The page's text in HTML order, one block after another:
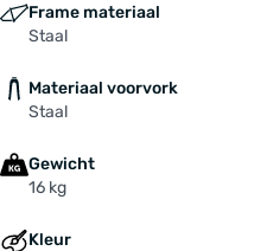
Frame materiaal
Staal
Materiaal voorvork
Staal
Gewicht
16 kg
Kleur